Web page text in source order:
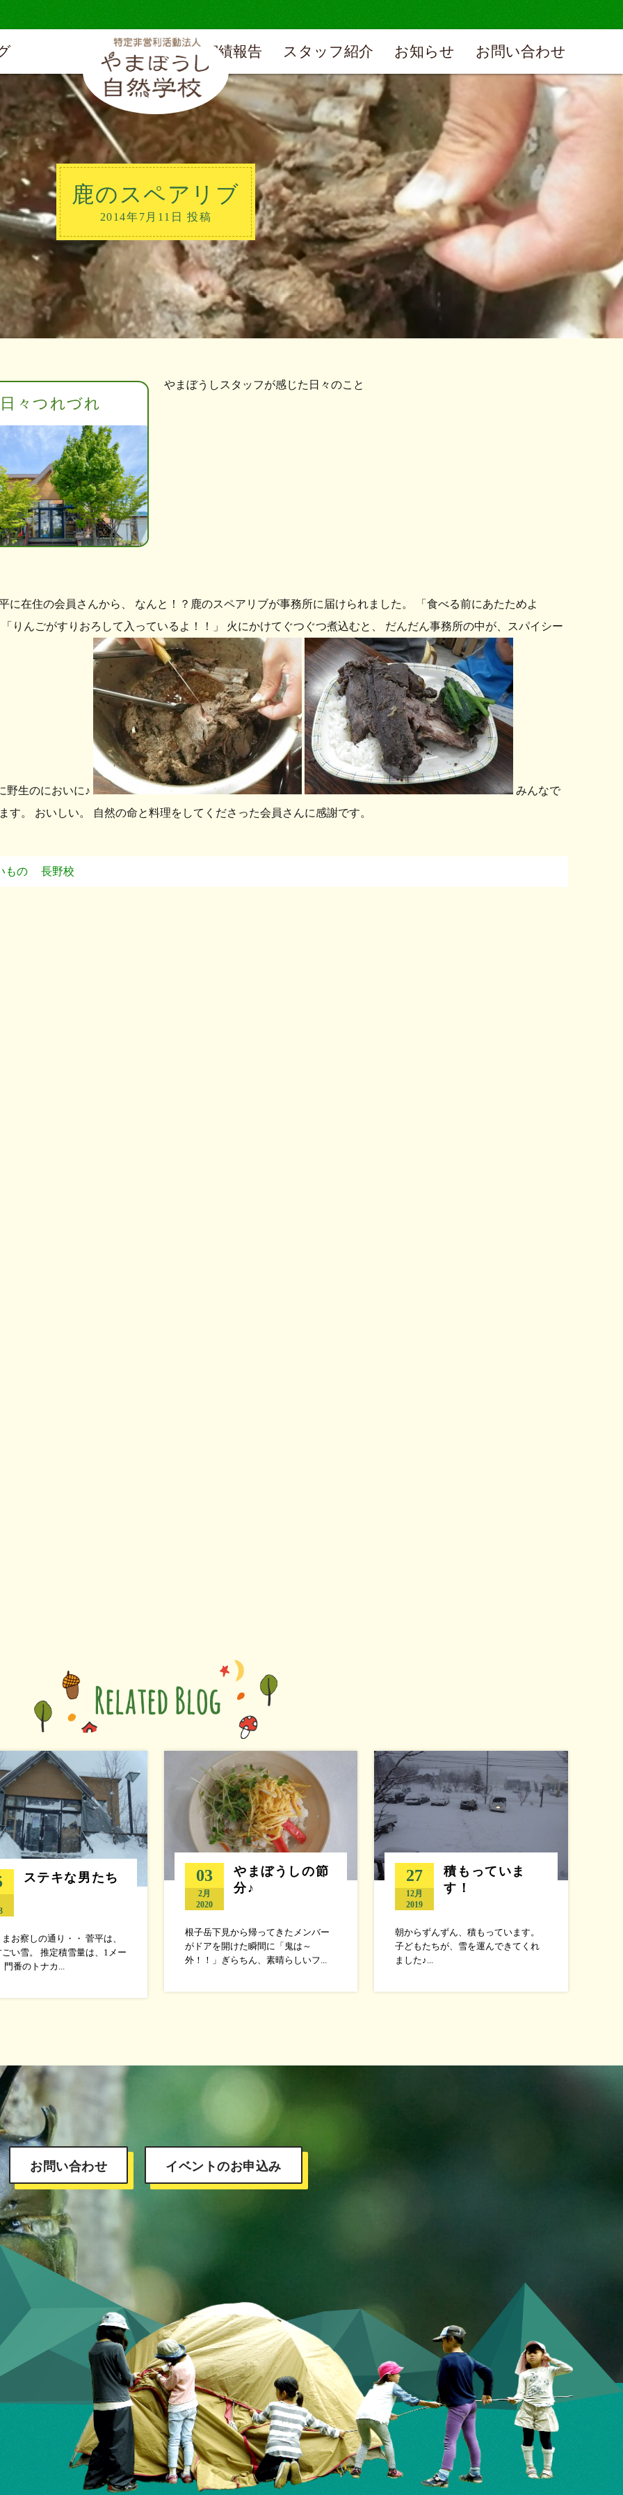
実績報告 スタッフ紹介 お知らせ お問い合わせ
鹿のスペアリブ
2014年7月11日 投稿
日々つれづれ
やまぼうしスタッフが感じた日々のこと
に在住の会員さんから、 なんと！？鹿のスペアリブが事務所に届けられました。 「食べる前にあたためよ
りんごがすりおろして入っているよ！！」 火にかけてぐつぐつ煮込むと、 だんだん事務所の中が、スパイシー
野生のにおいに♪
みんなで
す。 おいしい。 自然の命と料理をしてくださった会員さんに感謝です。
もの 長野校
ステキな男たち
お察しの通り・・ 菅平は、
い雪。 推定積雪量は、1メー
門番のトナカ...
03
2月
2020
やまぼうしの節
分♪
根子岳下見から帰ってきたメンバー
がドアを開けた瞬間に「鬼は～
外！！」ぎらちん、素晴らしいフ...
27
12月
2019
積もっていま
す！
朝からずんずん、積もっています。
子どもたちが、雪を運んできてくれ
ました♪...
お問い合わせ イベントのお申込み